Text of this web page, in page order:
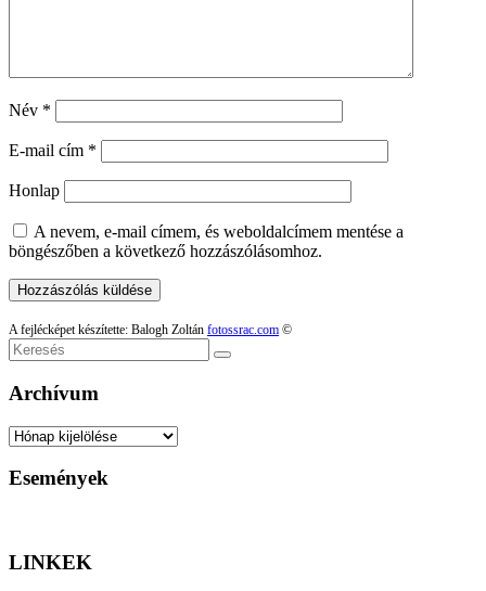
Név *
E-mail cím *
Honlap
A nevem, e-mail címem, és weboldalcímem mentése a
böngészőben a következő hozzászólásomhoz.
A fejlécképet készítette: Balogh Zoltán fotossrac.com ©
Keresés
Archívum
Archívum
Események
LINKEK